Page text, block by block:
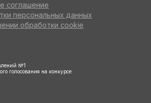
соглашение
персональных данных
обработки cookie
№1
голосования на конкурсе